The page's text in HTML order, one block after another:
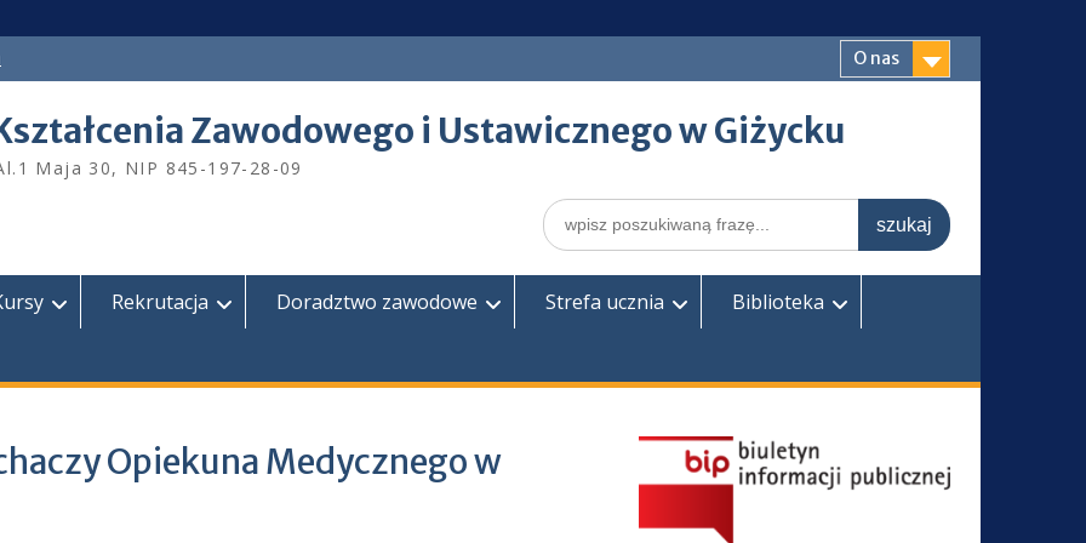
O nas
Zawodowego i Ustawicznego w Giżycku
Maja 30, NIP 845-197-28-09
Search
for:
Rekrutacja Doradztwo zawodowe Strefa ucznia
Biblioteka
Opiekuna Medycznego w